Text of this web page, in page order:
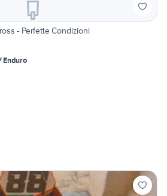
- Perfette Condizioni
Enduro